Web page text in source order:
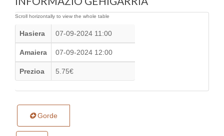
Hasiera 07-09-2024 11:00
Amaiera 07-09-2024 12:00
Prezioa 5.75€
Gorde